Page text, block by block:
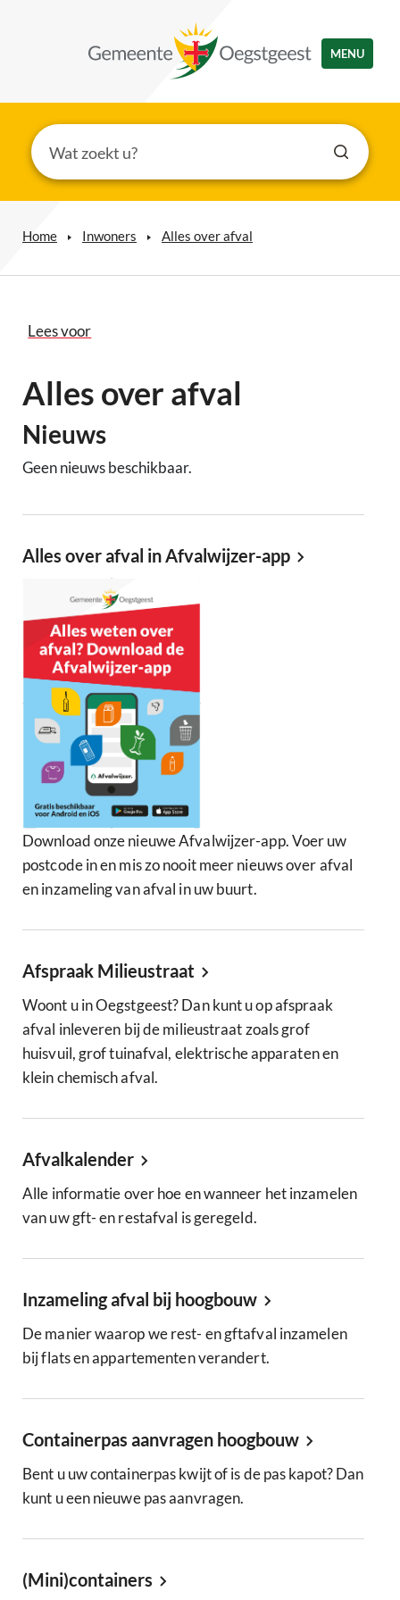
MENU
Home Inwoners Alles over afval
Lees voor
Alles over afval
Nieuws
Geen nieuws beschikbaar.
Alles over afval in Afvalwijzer-app
Download onze nieuwe Afvalwijzer-app. Voer uw
postcode in en mis zo nooit meer nieuws over afval
en inzameling van afval in uw buurt.
Afspraak Milieustraat
Woont u in Oegstgeest? Dan kunt u op afspraak
afval inleveren bij de milieustraat zoals grof
huisvuil, grof tuinafval, elektrische apparaten en
klein chemisch afval.
Afvalkalender
Alle informatie over hoe en wanneer het inzamelen
van uw gft- en restafval is geregeld.
Inzameling afval bij hoogbouw
De manier waarop we rest- en gftafval inzamelen
bij flats en appartementen verandert.
Containerpas aanvragen hoogbouw
Bent u uw containerpas kwijt of is de pas kapot? Dan
kunt u een nieuwe pas aanvragen.
(Mini)containers